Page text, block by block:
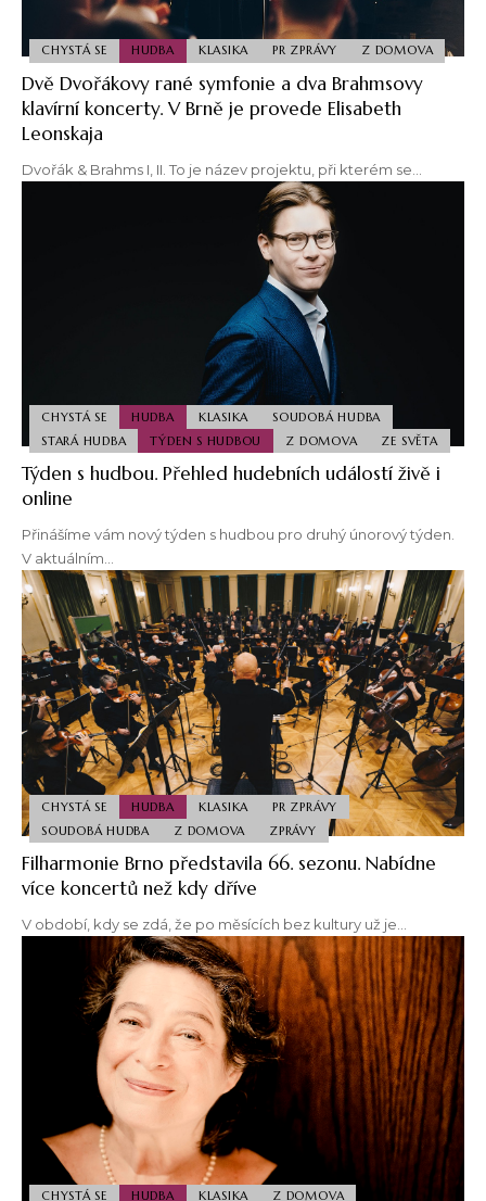
CHYSTÁ SE HUDBA KLASIKA PR ZPRÁVY Z DOMOVA
Dvě Dvořákovy rané symfonie a dva Brahmsovy
klavírní koncerty. V Brně je provede Elisabeth
Leonskaja
Dvořák & Brahms I, II. To je název projektu, při kterém se…
CHYSTÁ SE HUDBA KLASIKA
SOUDOBÁ HUDBA
STARÁ HUDBA
TÝDEN S HUDBOU Z DOMOVA ZE SVĚTA
Týden s hudbou. Přehled hudebních událostí živě i
online
Přinášíme vám nový týden s hudbou pro druhý únorový týden.
V aktuálním…
CHYSTÁ SE HUDBA KLASIKA
PR ZPRÁVY
SOUDOBÁ HUDBA
Z DOMOVA ZPRÁVY
Filharmonie Brno představila 66. sezonu. Nabídne
více koncertů než kdy dříve
V období, kdy se zdá, že po měsících bez kultury už je…
CHYSTÁ SE HUDBA KLASIKA Z DOMOVA